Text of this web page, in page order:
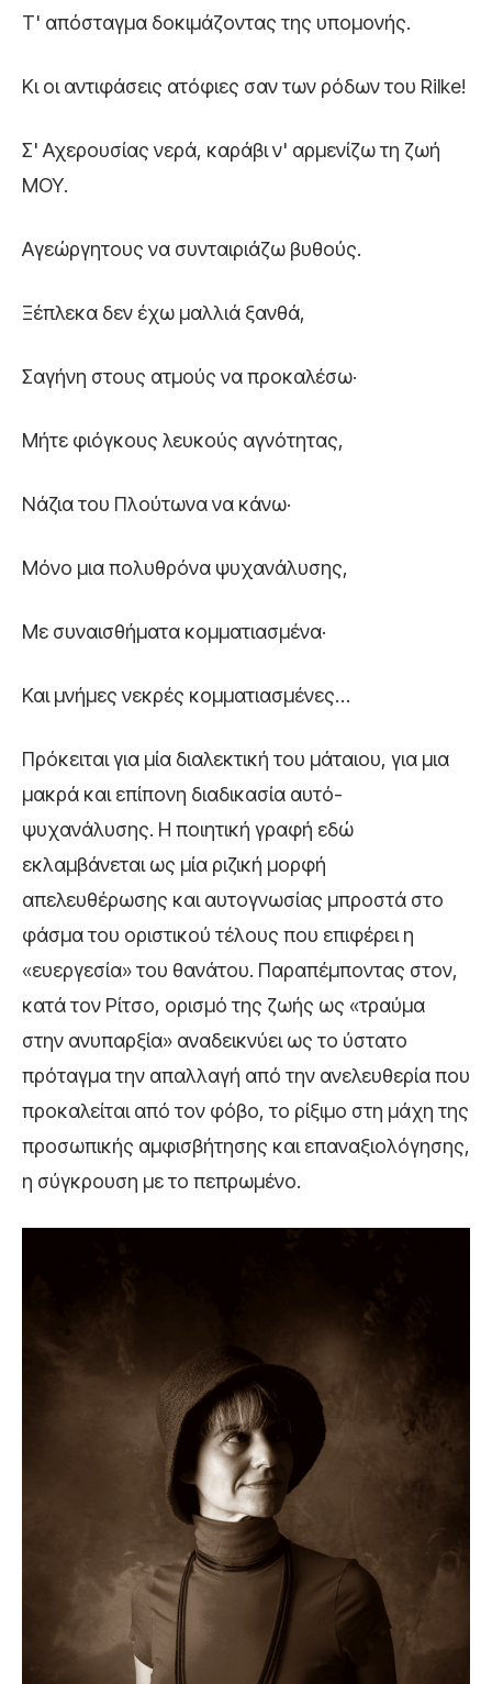
Τ' απόσταγμα δοκιμάζοντας της υπομονής.
Κι οι αντιφάσεις ατόφιες σαν των ρόδων του Rilke!
Σ' Αχερουσίας νερά, καράβι ν' αρμενίζω τη ζωή
ΜΟΥ.
Αγεώργητους να συνταιριάζω βυθούς.
Ξέπλεκα δεν έχω μαλλιά ξανθά,
Σαγήνη στους ατμούς να προκαλέσω·
Μήτε φιόγκους λευκούς αγνότητας,
Νάζια του Πλούτωνα να κάνω·
Μόνο μια πολυθρόνα ψυχανάλυσης,
Με συναισθήματα κομματιασμένα·
Και μνήμες νεκρές κομματιασμένες…
Πρόκειται για μία διαλεκτική του μάταιου, για μια
μακρά και επίπονη διαδικασία αυτό-
ψυχανάλυσης. Η ποιητική γραφή εδώ
εκλαμβάνεται ως μία ριζική μορφή
απελευθέρωσης και αυτογνωσίας μπροστά στο
φάσμα του οριστικού τέλους που επιφέρει η
«ευεργεσία» του θανάτου. Παραπέμποντας στον,
κατά τον Ρίτσο, ορισμό της ζωής ως «τραύμα
στην ανυπαρξία» αναδεικνύει ως το ύστατο
πρόταγμα την απαλλαγή από την ανελευθερία που
προκαλείται από τον φόβο, το ρίξιμο στη μάχη της
προσωπικής αμφισβήτησης και επαναξιολόγησης,
η σύγκρουση με το πεπρωμένο.